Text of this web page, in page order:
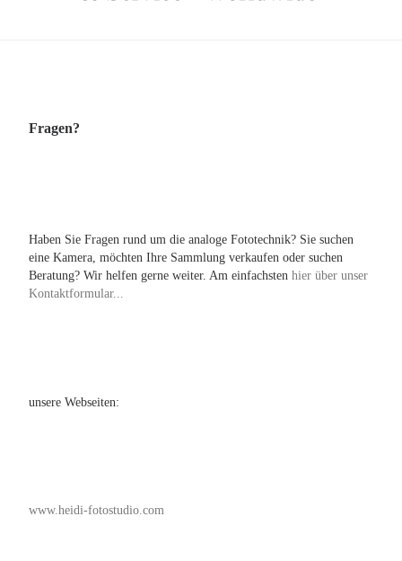
Fragen?
Haben Sie Fragen rund um die analoge Fototechnik? Sie suchen
eine Kamera, möchten Ihre Sammlung verkaufen oder suchen
Beratung? Wir helfen gerne weiter. Am einfachsten hier über unser
Kontaktformular...
unsere Webseiten:
www.heidi-fotostudio.com